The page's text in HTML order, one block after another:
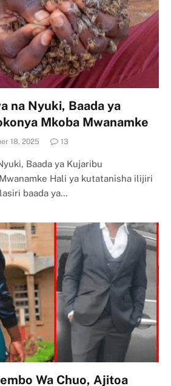
na Nyuki, Baada ya
Mkoba Mwanamke
18, 2025 13
Baada ya Kujaribu
Hali ya kutatanisha ilijiri
baada ya…
Wa Chuo, Ajitoa